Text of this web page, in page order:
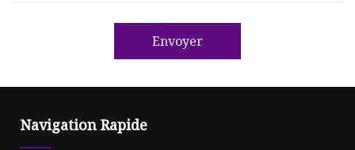
Envoyer
Navigation Rapide